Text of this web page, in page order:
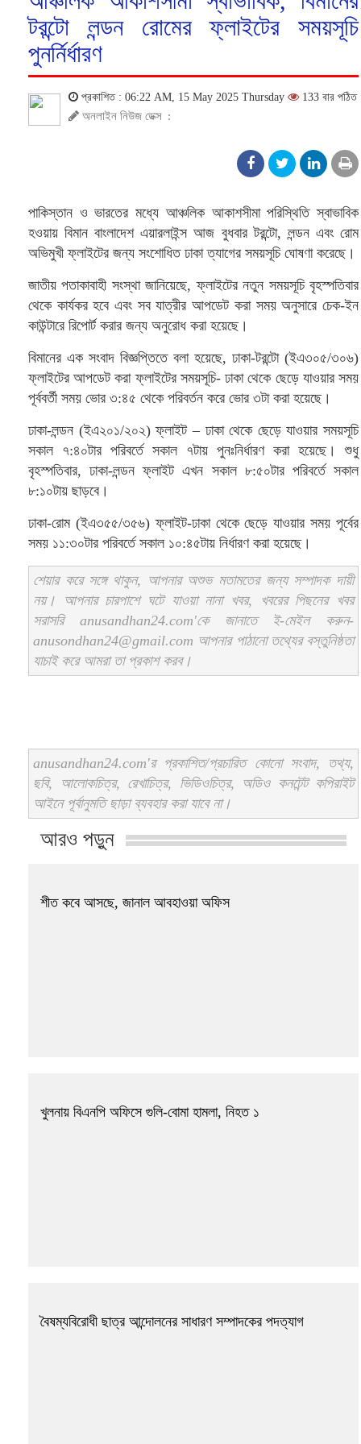
টরন্টো লন্ডন রোমের ফ্লাইটের সময়সূচি
পুনর্নির্ধারণ
প্রকাশিত : 06:22 AM, 15 May 2025 Thursday 133 বার পঠিত
অনলাইন নিউজ ডেক্স :
পাকিস্তান ও ভারতের মধ্যে আঞ্চলিক আকাশসীমা পরিস্থিতি স্বাভাবিক
হওয়ায় বিমান বাংলাদেশ এয়ারলাইন্স আজ বুধবার টরন্টো, লন্ডন এবং রোম
অভিমুখী ফ্লাইটের জন্য সংশোধিত ঢাকা ত্যাগের সময়সূচি ঘোষণা করেছে।
জাতীয় পতাকাবাহী সংস্থা জানিয়েছে, ফ্লাইটের নতুন সময়সূচি বৃহস্পতিবার
থেকে কার্যকর হবে এবং সব যাত্রীর আপডেট করা সময় অনুসারে চেক-ইন
কাউন্টারে রিপোর্ট করার জন্য অনুরোধ করা হয়েছে।
বিমানের এক সংবাদ বিজ্ঞপ্তিতে বলা হয়েছে, ঢাকা-টরন্টো (ইএ৩০৫/৩০৬)
ফ্লাইটের আপডেট করা ফ্লাইটের সময়সূচি- ঢাকা থেকে ছেড়ে যাওয়ার সময়
পূর্ববর্তী সময় ভোর ৩:৪৫ থেকে পরিবর্তন করে ভোর ৩টা করা হয়েছে।
ঢাকা-লন্ডন (ইএ২০১/২০২) ফ্লাইট – ঢাকা থেকে ছেড়ে যাওয়ার সময়সূচি
সকাল ৭:৪০টার পরিবর্তে সকাল ৭টায় পুনঃনির্ধারণ করা হয়েছে। শুধু
বৃহস্পতিবার, ঢাকা-লন্ডন ফ্লাইট এখন সকাল ৮:৫০টার পরিবর্তে সকাল
৮:১০টায় ছাড়বে।
ঢাকা-রোম (ইএ৩৫৫/৩৫৬) ফ্লাইট-ঢাকা থেকে ছেড়ে যাওয়ার সময় পূর্বের
সময় ১১:৩০টার পরিবর্তে সকাল ১০:৪৫টায় নির্ধারণ করা হয়েছে।
শেয়ার করে সঙ্গে থাকুন, আপনার অশুভ মতামতের জন্য সম্পাদক দায়ী
নয়। আপনার চারপাশে ঘটে যাওয়া নানা খবর, খবরের পিছনের খবর
সরাসরি anusandhan24.com'কে জানাতে ই-মেইল করুন-
anusondhan24@gmail.com আপনার পাঠানো তথ্যের বস্তুনিষ্ঠতা
যাচাই করে আমরা তা প্রকাশ করব।
anusandhan24.com'র প্রকাশিত/প্রচারিত কোনো সংবাদ, তথ্য,
ছবি, আলোকচিত্র, রেখাচিত্র, ভিডিওচিত্র, অডিও কনটেন্ট কপিরাইট
আইনে পূর্বানুমতি ছাড়া ব্যবহার করা যাবে না।
আরও পড়ুন
শীত কবে আসছে, জানাল আবহাওয়া অফিস
খুলনায় বিএনপি অফিসে গুলি-বোমা হামলা, নিহত ১
বৈষম্যবিরোধী ছাত্র আন্দোলনের সাধারণ সম্পাদকের পদত্যাগ